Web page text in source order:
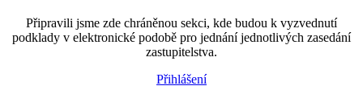
Připravili jsme zde chráněnou sekci, kde budou k vyzvednutí
podklady v elektronické podobě pro jednání jednotlivých zasedání
zastupitelstva.
Přihlášení